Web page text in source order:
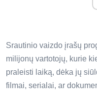
Srautinio vaizdo įrašų
milijonų vartotojų, kurie
praleisti laiką, dėka jų
filmai, serialai, ar